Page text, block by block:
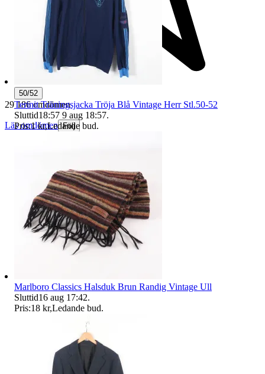
29 186 omdömen
Läs omdömen Följ
50/52
Terinit Träningsjacka Tröja Blå Vintage Herr Stl.50-52
Sluttid18:57 9 aug 18:57.
Pris:1 kr,Ledande bud.
Marlboro Classics Halsduk Brun Randig Vintage Ull
Sluttid16 aug 17:42.
Pris:18 kr,Ledande bud.